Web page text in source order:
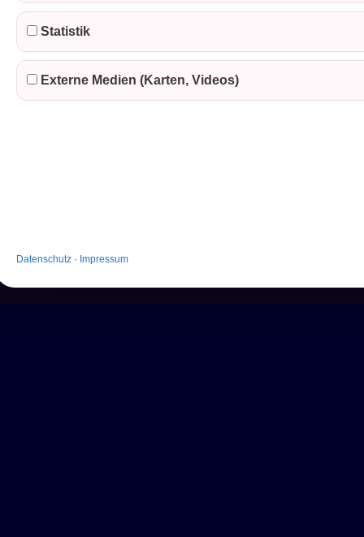
Statistik
Externe Medien (Karten, Videos)
Datenschutz · Impressum